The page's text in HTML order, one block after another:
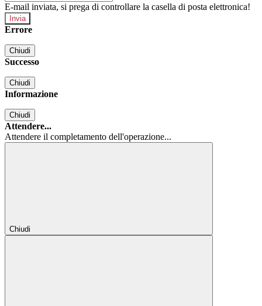
E-mail inviata, si prega di controllare la casella di posta elettronica!
Errore
Chiudi
Successo
Chiudi
Informazione
Chiudi
Attendere...
Attendere il completamento dell'operazione...
Chiudi